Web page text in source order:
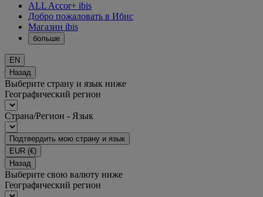
ALL Accor+ ibis
Добро пожаловать в Ибис
Магазин ibis
больше
EN
Назад
Выберите страну и язык ниже
Географический регион
Страна/Регион - Язык
Подтвердить мою страну и язык
EUR (€)
Назад
Выберите свою валюту ниже
Географический регион